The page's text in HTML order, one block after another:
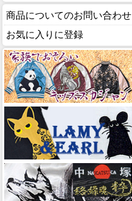
商品についてのお問い合わせ
お気に入りに登録